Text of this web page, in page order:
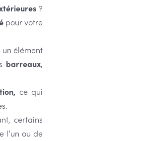
?
pour votre
un élément
barreaux,
ce qui
certains
l’un ou de